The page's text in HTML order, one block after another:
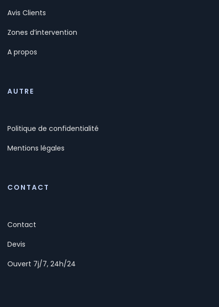
Avis Clients
Zones d’intervention
A propos
AUTRE
Politique de confidentialité
Mentions légales
CONTACT
Contact
Devis
Ouvert 7j/7, 24h/24